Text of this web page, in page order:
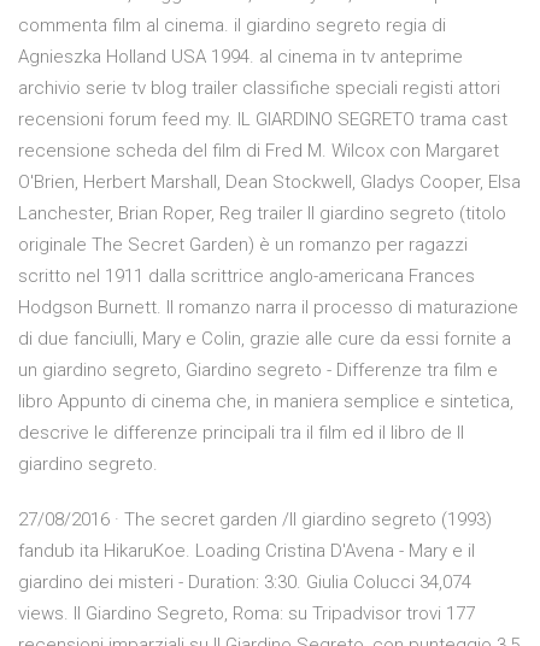
commenta film al cinema. il giardino segreto regia di
Agnieszka Holland USA 1994. al cinema in tv anteprime
archivio serie tv blog trailer classifiche speciali registi attori
recensioni forum feed my. IL GIARDINO SEGRETO trama cast
recensione scheda del film di Fred M. Wilcox con Margaret
O'Brien, Herbert Marshall, Dean Stockwell, Gladys Cooper, Elsa
Lanchester, Brian Roper, Reg trailer Il giardino segreto (titolo
originale The Secret Garden) è un romanzo per ragazzi
scritto nel 1911 dalla scrittrice anglo-americana Frances
Hodgson Burnett. Il romanzo narra il processo di maturazione
di due fanciulli, Mary e Colin, grazie alle cure da essi fornite a
un giardino segreto, Giardino segreto - Differenze tra film e
libro Appunto di cinema che, in maniera semplice e sintetica,
descrive le differenze principali tra il film ed il libro de Il
giardino segreto.
27/08/2016 · The secret garden /Il giardino segreto (1993)
fandub ita HikaruKoe. Loading Cristina D'Avena - Mary e il
giardino dei misteri - Duration: 3:30. Giulia Colucci 34,074
views. Il Giardino Segreto, Roma: su Tripadvisor trovi 177